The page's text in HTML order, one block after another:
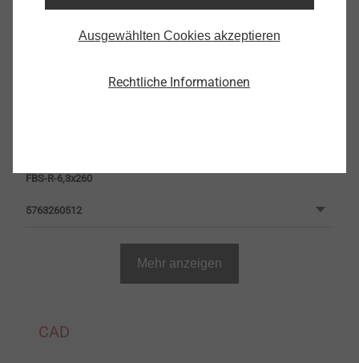
5763160512
FBS-R-6,3x260
5763260512
Mehr anzeigen
CAD
Ausgewählten Cookies akzeptieren
Rechtliche Informationen